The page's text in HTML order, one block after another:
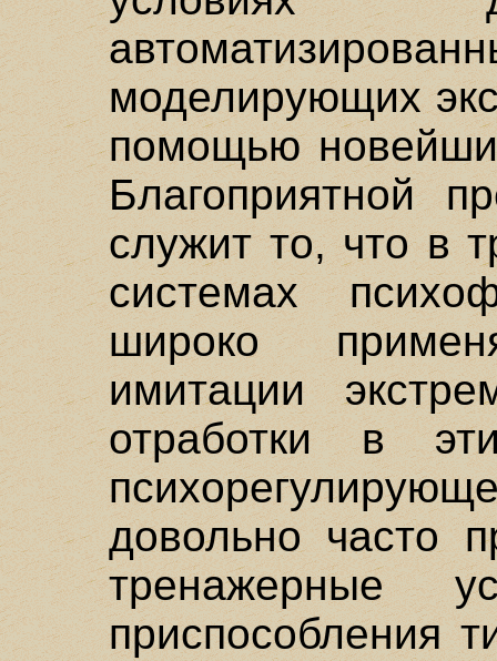
моделирующих
помощью
Благоприятной
служит то, что в
системах
широко
имитации
отработки в
довольно часто
тренажерные
приспособления